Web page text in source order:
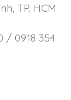
TP. HCM
/ 0918 354